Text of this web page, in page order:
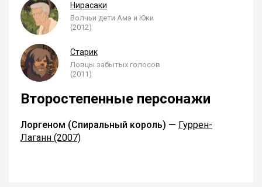
Нирасаки
Волчьи дети Амэ и Юки
(2012)
Старик
Ловцы забытых голосов
(2011)
Второстепенные персонажи
Лоргеном (Спиральный король) — Гуррен-
Лаганн (2007)